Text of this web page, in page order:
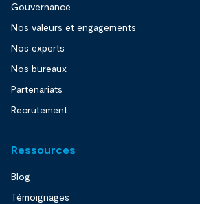
Gouvernance
Nos valeurs et engagements
Nos experts
Nos bureaux
Partenariats
Recrutement
Ressources
Blog
Témoignages